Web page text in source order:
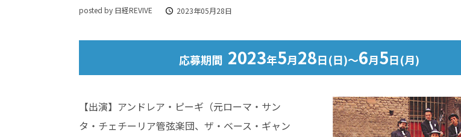
posted by 日経REVIVE 2023年05月28日
応募期間 2023年5月28日(日)～6月5日(月)
【出演】アンドレア・ピーギ（元ローマ・サン
タ・チェチーリア管弦楽団、ザ・ベース・ギャン